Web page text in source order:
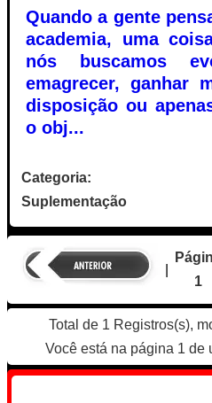
Quando a gente
academia, uma
nós buscamos
emagrecer, ganhar
disposição ou
o obj...
Categoria:
Suplementação
1
Total de 1 Registros(s),
Você está na página 1 de